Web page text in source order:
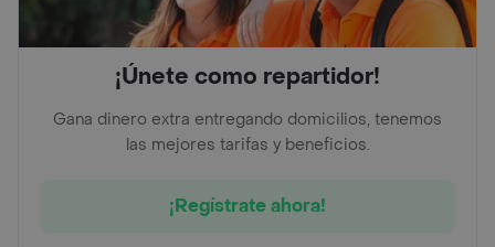
¡Únete como repartidor!
Gana dinero extra entregando domicilios, tenemos
las mejores tarifas y beneficios.
¡Regístrate ahora!